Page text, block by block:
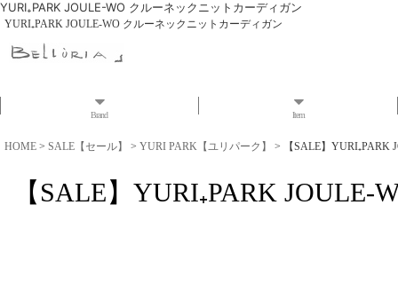
YURI₊PARK JOULE-WO クルーネックニットカーディガン
YURI₊PARK JOULE-WO クルーネックニットカーディガン
Brand Item
HOME > SALE【セール】 > YURI PARK【ユリパーク】 > 【SALE】
【SALE】YURI₊PARK